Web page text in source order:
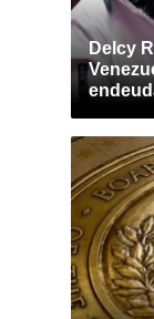
Delcy